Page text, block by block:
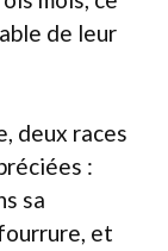
de leur
deux races
:
sa
et